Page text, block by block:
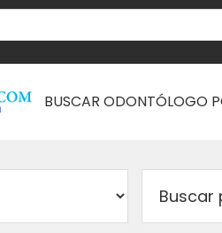
BUSCAR ODONTÓLOGO